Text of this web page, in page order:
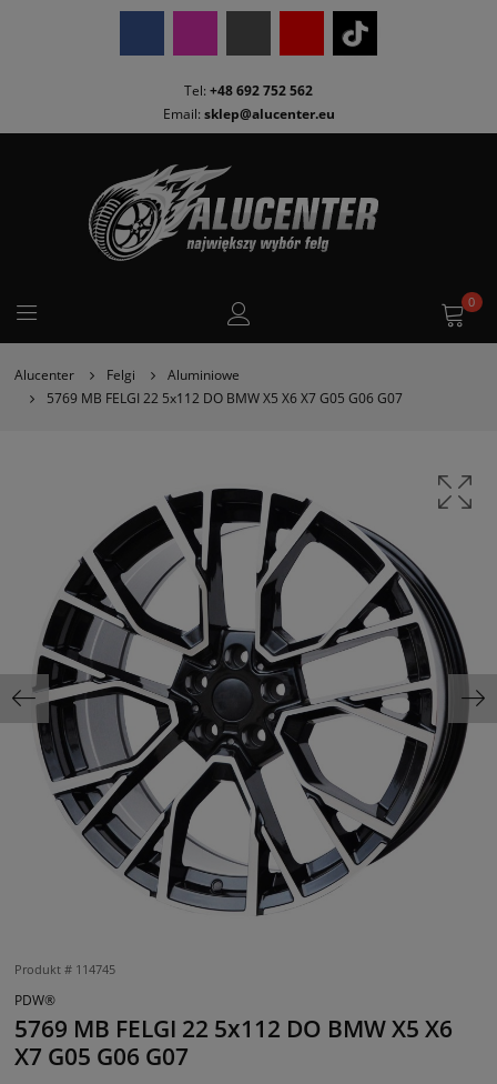
Tel: +48 692 752 562
Email: sklep@alucenter.eu
0
Alucenter Felgi
Aluminiowe
5769 MB FELGI 22 5x112 DO BMW X5 X6 X7 G05 G06 G07
Produkt # 114745
PDW®
5769 MB FELGI 22 5x112 DO BMW X5 X6
X7 G05 G06 G07